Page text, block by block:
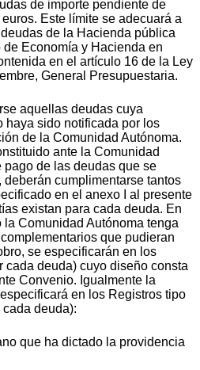
de importe pendiente de
Este límite se adecuará a
de la Hacienda pública
Economía y Hacienda en
en el artículo 16 de la Ley
General Presupuestaria.
aquellas deudas cuya
haya sido notificada por los
de la Comunidad Autónoma.
ante la Comunidad
de las deudas que se
cumplimentarse tantos
en el anexo I al presente
existan para cada deuda. En
Comunidad Autónoma tenga
que pudieran
se especificarán en los
cada deuda) cuyo diseño consta
Convenio. Igualmente la
en los Registros tipo
deuda):
que ha dictado la providencia